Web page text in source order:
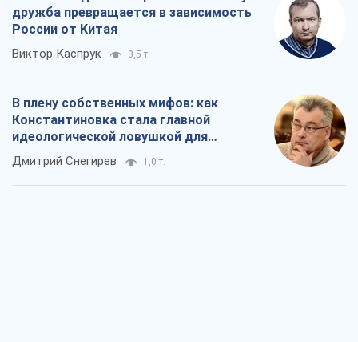
дружба превращается в зависимость
России от Китая
Виктор Каспрук 3,5 т.
В плену собственных мифов: как
Константиновка стала главной
идеологической ловушкой для
российских оккупантов
Дмитрий Снегирев 1,0 т.